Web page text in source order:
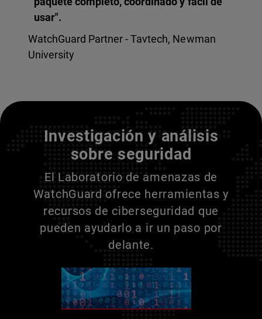
usar".
WatchGuard Partner - Tavtech, Newman
University
Investigación y análisis
sobre seguridad
El Laboratorio de amenazas de
WatchGuard ofrece herramientas y
recursos de ciberseguridad que
pueden ayudarlo a ir un paso por
delante.